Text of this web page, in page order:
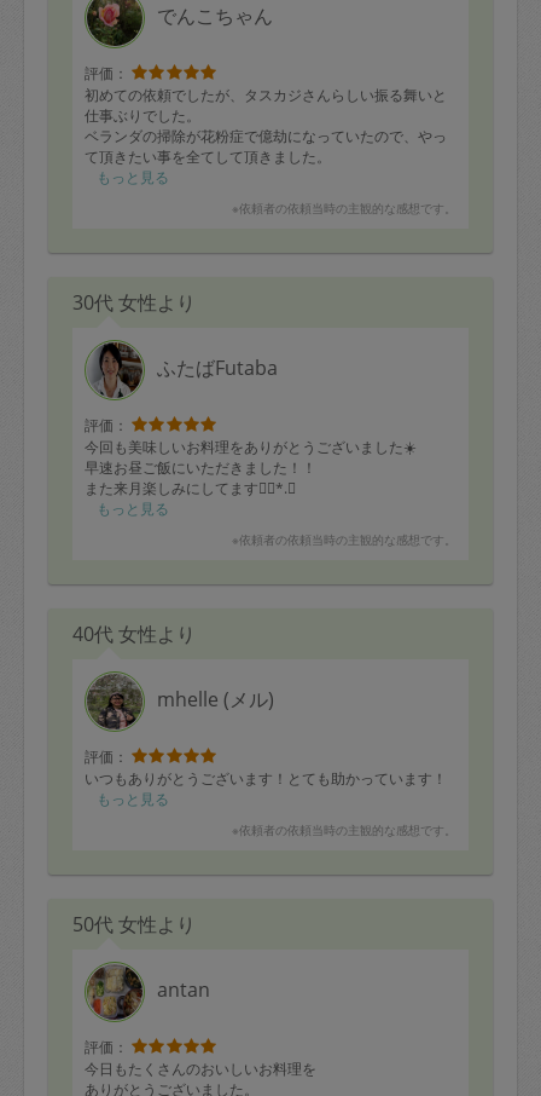
でんこちゃん
評価：
初めての依頼でしたが、タスカジさんらしい振る舞いと
仕事ぶりでした。
ベランダの掃除が花粉症で億劫になっていたので、やっ
て頂きたい事を全てして頂きました。
ベランダもピッカピカになり、これで洗濯物もしっかり
また機会がありましたらお願いしたいです
もっと見る
※依頼者の依頼当時の主観的な感想です。
30代 女性より
ふたばFutaba
評価：
今回も美味しいお料理をありがとうございました☀️
早速お昼ご飯にいただきました！！
また来月楽しみにしてます❁⃘*.ﾟ
もっと見る
※依頼者の依頼当時の主観的な感想です。
40代 女性より
mhelle (メル)
評価：
いつもありがとうございます！とても助かっています！
もっと見る
※依頼者の依頼当時の主観的な感想です。
50代 女性より
antan
評価：
今日もたくさんのおいしいお料理を
ありがとうございました。